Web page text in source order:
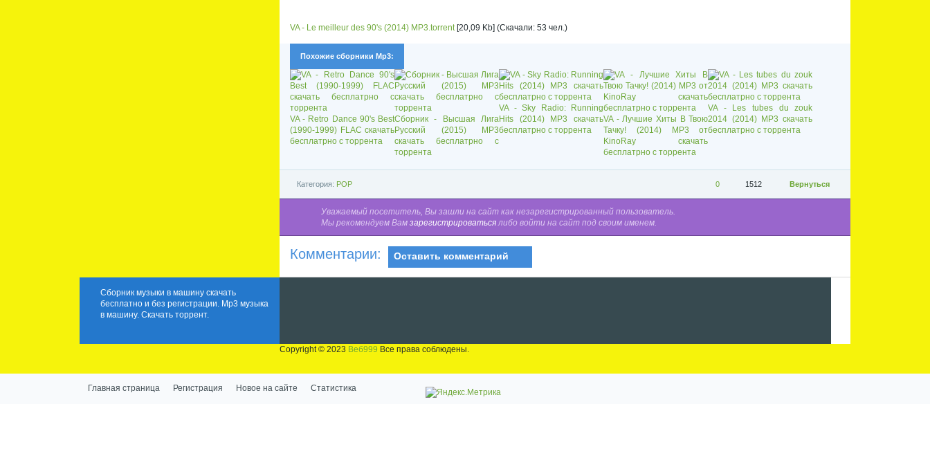
VA - Le meilleur des 90's (2014) MP3.torrent[20,09 Kb] (Скачали: 53 чел.)
Похожие сборники Mp3:
VA - Retro Dance 90's Best
(1990-1999) FLAC скачать
бесплатрно с торрента
Сборник - Высшая Лига
Русский (2015) MP3
скачать бесплатрно с
торрента
VA - Sky Radio: Running
Hits (2014) MP3 скачать
бесплатрно с торрента
VA - Лучшие Хиты В Твою
Тачку! (2014) MP3 от
KinoRay скачать
бесплатрно с торрента
VA - Les tubes du zouk
2014 (2014) MP3 скачать
бесплатрно с торрента
Вернуться
1512
0
Категория: POP
Уважаемый посетитель, Вы зашли на сайт как незарегистрированный пользователь.
Мы рекомендуем Вам зарегистрироватьсялибо войти на сайт под своим именем.
Комментарии: Оставить комментарий
Copyright © 2023 Веб999 Все права соблюдены.
Сборник музыки в машину скачать
бесплатно и без регистрации. Mp3 музыка
в машину. Скачать торрент.
Главная страница Регистрация Новое на сайте Статистика